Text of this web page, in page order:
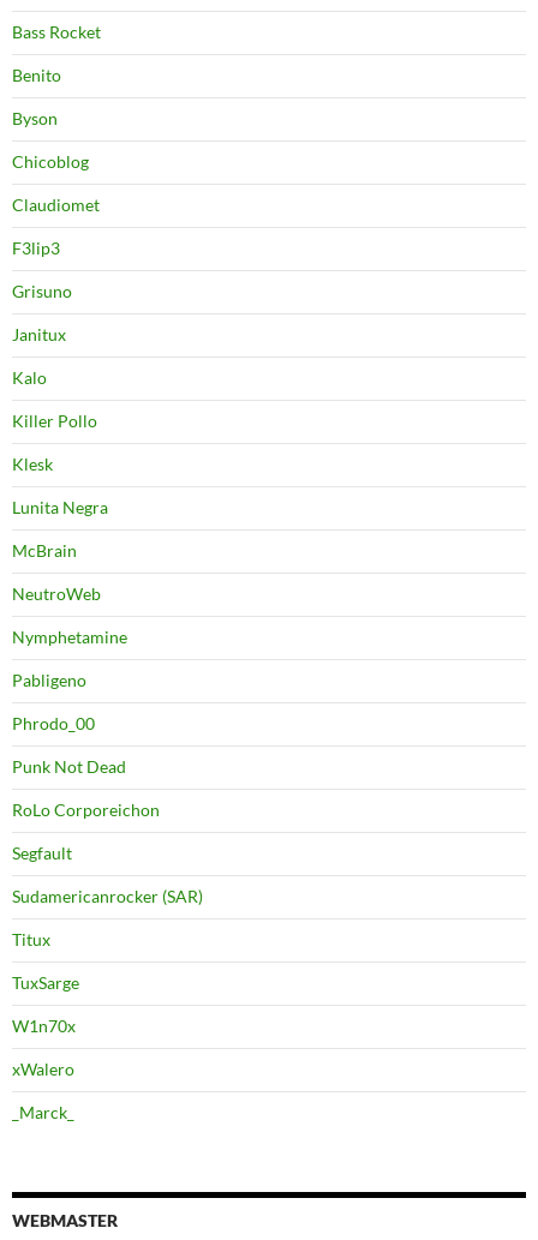
Bass Rocket
Benito
Byson
Chicoblog
Claudiomet
F3lip3
Grisuno
Janitux
Kalo
Killer Pollo
Klesk
Lunita Negra
McBrain
NeutroWeb
Nymphetamine
Pabligeno
Phrodo_00
Punk Not Dead
RoLo Corporeichon
Segfault
Sudamericanrocker (SAR)
Titux
TuxSarge
W1n70x
xWalero
_Marck_
WEBMASTER